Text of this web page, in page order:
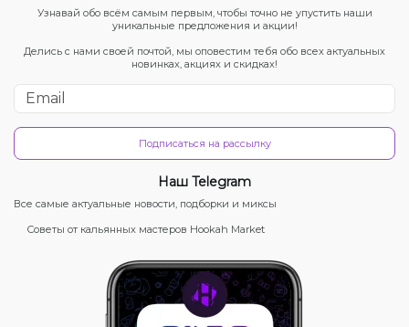
Узнавай обо всём самым первым, чтобы точно не упустить наши
уникальные предложения и акции!
Делись с нами своей почтой, мы оповестим тебя обо всех актуальных
новинках, акциях и скидках!
Подписаться на рассылку
Наш Telegram
Все самые актуальные новости, подборки и миксы
Советы от кальянных мастеров Hookah Market